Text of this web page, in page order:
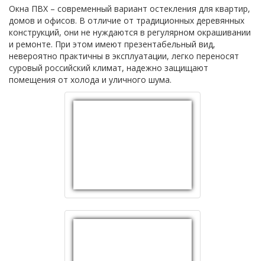
Окна ПВХ – современный вариант остекления для квартир,
домов и офисов. В отличие от традиционных деревянных
конструкций, они не нуждаются в регулярном окрашивании
и ремонте. При этом имеют презентабельный вид,
невероятно практичны в эксплуатации, легко переносят
суровый российский климат, надежно защищают
помещения от холода и уличного шума.